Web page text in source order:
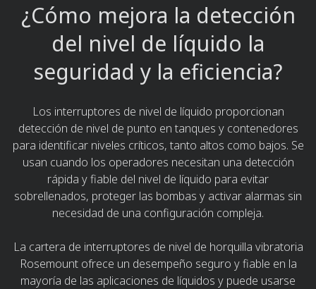
¿Cómo mejora la detección
del nivel de líquido la
seguridad y la eficiencia?
Los interruptores de nivel de líquido proporcionan
detección de nivel de punto en tanques y contenedores
para identificar niveles críticos, tanto altos como bajos. Se
usan cuando los operadores necesitan una detección
rápida y fiable del nivel de líquido para evitar
sobrellenados, proteger las bombas y activar alarmas sin
necesidad de una configuración compleja.
La cartera de interruptores de nivel de horquilla vibratoria
Rosemount ofrece un desempeño seguro y fiable en la
mayoría de las aplicaciones de líquidos y puede usarse